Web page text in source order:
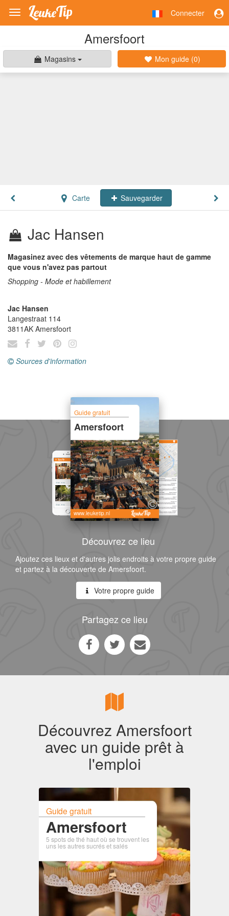
Toggle
navigation
Connecter
Amersfoort
Magasins Mon guide (0)
Carte Sauvegarder
Jac Hansen
Magasinez avec des vêtements de marque haut de gamme
que vous n'avez pas partout
Shopping - Mode et habillement
Jac Hansen
Langestraat 114
3811AK Amersfoort
Sources d'information
Guide gratuit
Amersfoort
www.leuketip.nl
Découvrez ce lieu
Ajoutez ces lieux et d'autres jolis endroits à votre propre guide
et partez à la découverte de Amersfoort.
Votre propre guide
Partagez ce lieu
Découvrez Amersfoort
avec un guide prêt à
l'emploi
Guide gratuit
Amersfoort
5 spots de thé haut où se trouvent les
uns les autres sucrés et salés